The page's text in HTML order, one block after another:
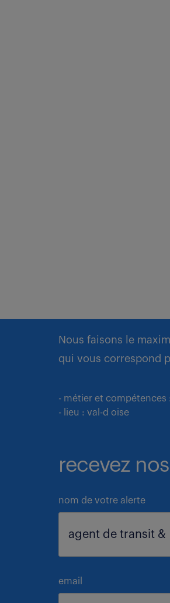
Nous faisons le
qui vous correspond
- métier et compétences
- lieu : val-d oise
recevez
nom de votre alerte
email